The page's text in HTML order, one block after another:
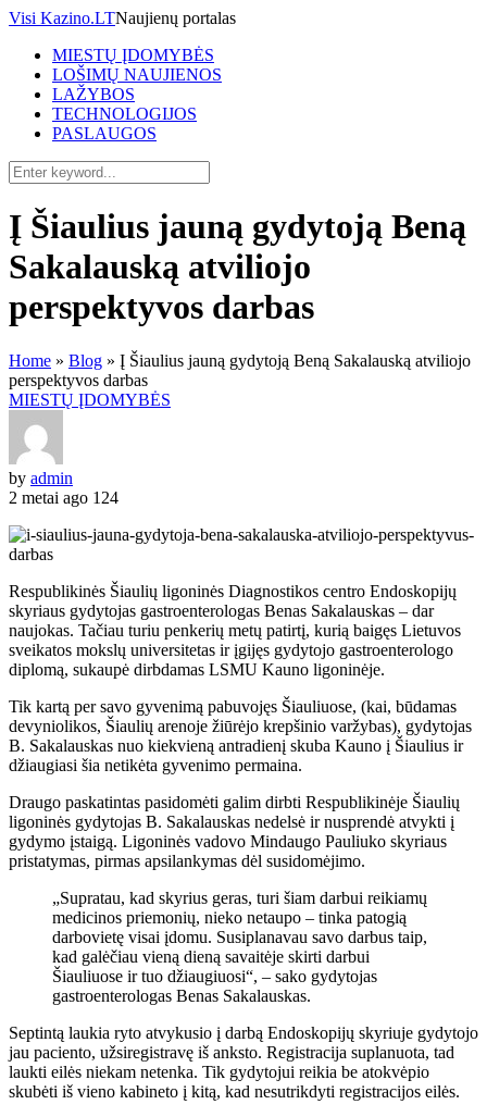
Visi Kazino.LTNaujienų portalas
MIESTŲ ĮDOMYBĖS
LOŠIMŲ NAUJIENOS
LAŽYBOS
TECHNOLOGIJOS
PASLAUGOS
Į Šiaulius jauną gydytoją Beną
Sakalauską atviliojo
perspektyvos darbas
Home » Blog » Į Šiaulius jauną gydytoją Beną Sakalauską atviliojo
perspektyvos darbas
MIESTŲ ĮDOMYBĖS
by admin
2 metai ago 124
Respublikinės Šiaulių ligoninės Diagnostikos centro Endoskopijų
skyriaus gydytojas gastroenterologas Benas Sakalauskas – dar
naujokas. Tačiau turiu penkerių metų patirtį, kurią baigęs Lietuvos
sveikatos mokslų universitetas ir įgijęs gydytojo gastroenterologo
diplomą, sukaupė dirbdamas LSMU Kauno ligoninėje.
Tik kartą per savo gyvenimą pabuvojęs Šiauliuose, (kai, būdamas
devyniolikos, Šiaulių arenoje žiūrėjo krepšinio varžybas), gydytojas
B. Sakalauskas nuo kiekvieną antradienį skuba Kauno į Šiaulius ir
džiaugiasi šia netikėta gyvenimo permaina.
Draugo paskatintas pasidomėti galim dirbti Respublikinėje Šiaulių
ligoninės gydytojas B. Sakalauskas nedelsė ir nusprendė atvykti į
gydymo įstaigą. Ligoninės vadovo Mindaugo Pauliuko skyriaus
pristatymas, pirmas apsilankymas dėl susidomėjimo.
„Supratau, kad skyrius geras, turi šiam darbui reikiamų
medicinos priemonių, nieko netaupo – tinka patogią
darbovietę visai įdomu. Susiplanavau savo darbus taip,
kad galėčiau vieną dieną savaitėje skirti darbui
Šiauliuose ir tuo džiaugiuosi“, – sako gydytojas
gastroenterologas Benas Sakalauskas.
Septintą laukia ryto atvykusio į darbą Endoskopijų skyriuje gydytojo
jau paciento, užsiregistravę iš anksto. Registracija suplanuota, tad
laukti eilės niekam netenka. Tik gydytojui reikia be atokvėpio
skubėti iš vieno kabineto į kitą, kad nesutrikdyti registracijos eilės.